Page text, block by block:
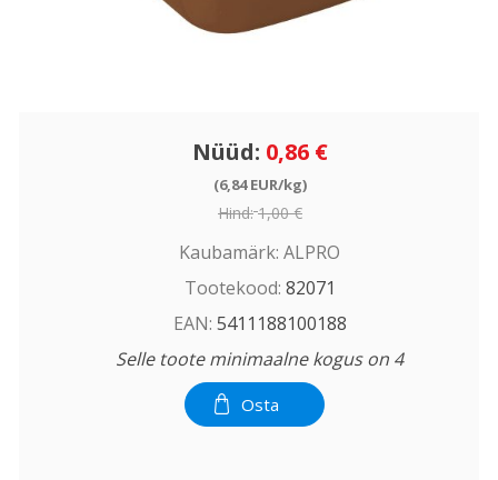
Nüüd: 0,86 €
(6,84 EUR/kg)
Hind: 1,00 €
Kaubamärk: ALPRO
Tootekood: 82071
EAN: 5411188100188
Selle toote minimaalne kogus on 4
Osta